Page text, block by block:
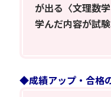
が出る〈文理数
学んだ内容が試
◆成績アップ・合格